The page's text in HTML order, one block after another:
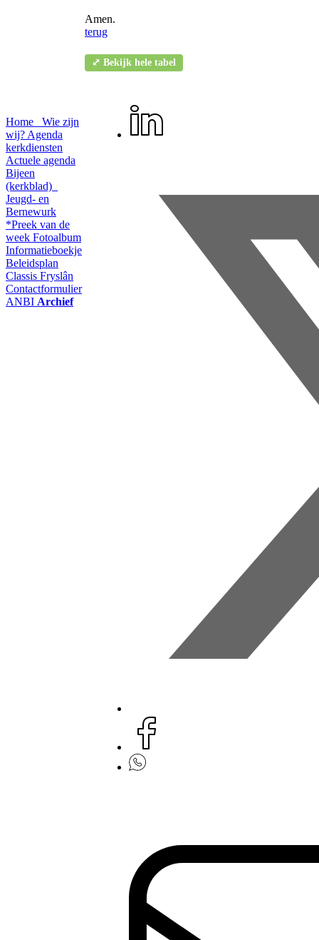
Home
Wie zijn
wij? Agenda
kerkdiensten
Actuele agenda
Bijeen
(kerkblad)
Jeugd- en
Bernewurk
*Preek van de
week Fotoalbum
Informatieboekje
Beleidsplan
Classis Fryslân
Contactformulier
ANBI Archief
Amen.
terug
⤢ Bekijk hele tabel